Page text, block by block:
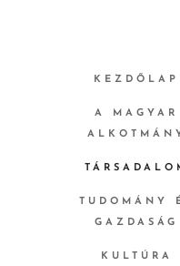
KEZDŐLAP
A MAGYAR
TUDOMÁNY
GAZDASÁG
KULTÚRA